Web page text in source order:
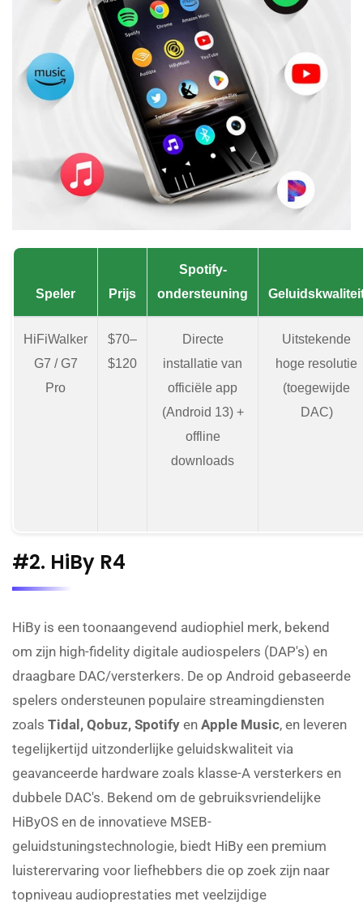
Speler Prijs
Spotify-
ondersteuning
HiFiWalker
G7 / G7
Pro
$70–
$120
Directe
installatie van
officiële app
(Android 13) +
offline
downloads
Uitstekende
hoge resolutie
(toegewijde
DAC)
#2. HiBy R4
HiBy is een toonaangevend audiophiel merk, bekend
om zijn high-fidelity digitale audiospelers (DAP's) en
draagbare DAC/versterkers. De op Android gebaseerde
spelers ondersteunen populaire streamingdiensten
zoals Tidal, Qobuz, Spotify en Apple Music, en leveren
tegelijkertijd uitzonderlijke geluidskwaliteit via
geavanceerde hardware zoals klasse-A versterkers en
dubbele DAC's. Bekend om de gebruiksvriendelijke
HiByOS en de innovatieve MSEB-
geluidstuningstechnologie, biedt HiBy een premium
luisterervaring voor liefhebbers die op zoek zijn naar
topniveau audioprestaties met veelzijdige